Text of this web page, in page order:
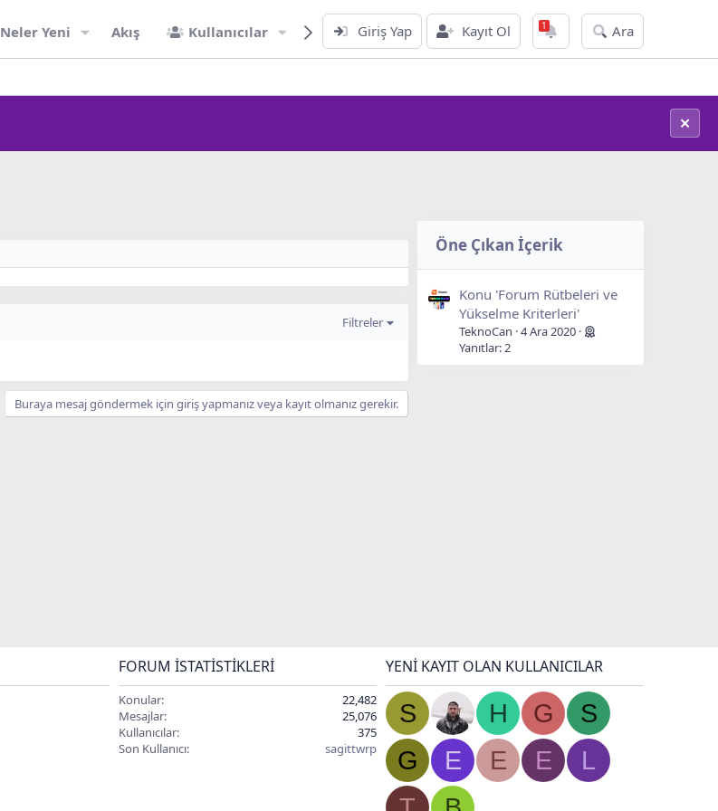
Neler Yeni Akış Kullanıcılar Teknoloji Haberleri
Giriş Yap Kayıt Ol Ara
✕
Filtreler
Buraya mesaj göndermek için giriş yapmanız veya kayıt olmanız gerekir.
Öne Çıkan İçerik
Konu 'Forum Rütbeleri ve
Yükselme Kriterleri'
TeknoCan 4 Ara 2020
Yanıtlar: 2
FORUM İSTATISTIKLERI
Konular
22,482
Mesajlar
25,076
Kullanıcılar
375
Son Kullanıcı
sagittwrp
YENI KAYIT OLAN KULLANICILAR
S H G
S
G
E E E
L